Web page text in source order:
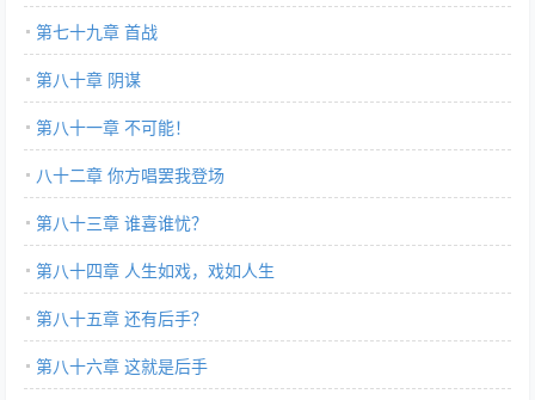
第七十九章 首战
第八十章 阴谋
第八十一章 不可能！
八十二章 你方唱罢我登场
第八十三章 谁喜谁忧？
第八十四章 人生如戏，戏如人生
第八十五章 还有后手？
第八十六章 这就是后手